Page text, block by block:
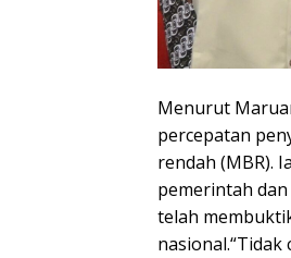
Menurut
percepatan
rendah (MBR).
pemerintah
telah